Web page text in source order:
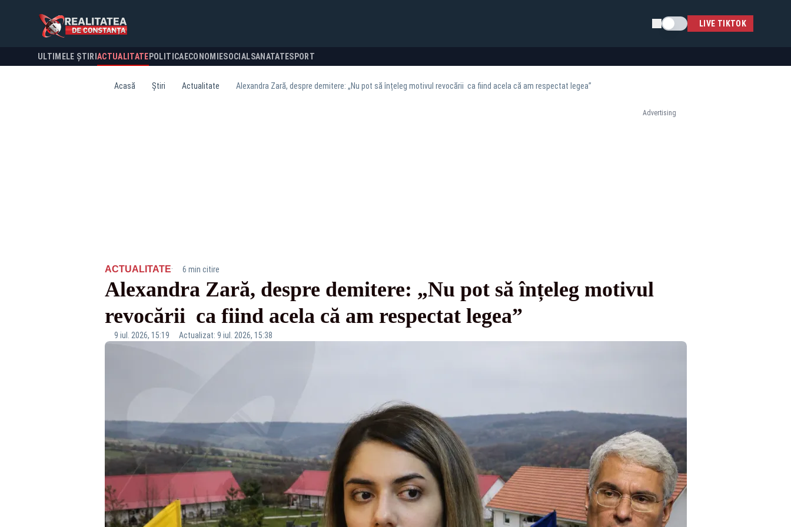
Schimba temaLIVE TIKTOK
ULTIMELE ȘTIRI ACTUALITATE POLITICA ECONOMIESOCIALSANATATESPORT
Acasă Știri Actualitate Alexandra Zară, despre demitere: „Nu pot să înțeleg motivul revocării ca fiind acela că am respectat legea”
Advertising
ACTUALITATE· 6 min citire
Alexandra Zară, despre demitere: „Nu pot să înțeleg motivul
revocării ca fiind acela că am respectat legea”
9 iul. 2026, 15:19 Actualizat: 9 iul. 2026, 15:38